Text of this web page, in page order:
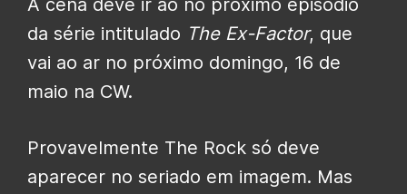
A cena deve ir ao no próximo episódio
da série intitulado The Ex-Factor, que
vai ao ar no próximo domingo, 16 de
maio na CW.
Provavelmente The Rock só deve
aparecer no seriado em imagem. Mas